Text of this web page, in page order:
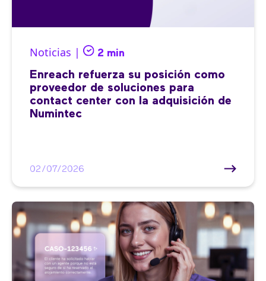
Noticias | 2 min
Enreach refuerza su posición como
proveedor de soluciones para
contact center con la adquisición de
Numintec
02/07/2026